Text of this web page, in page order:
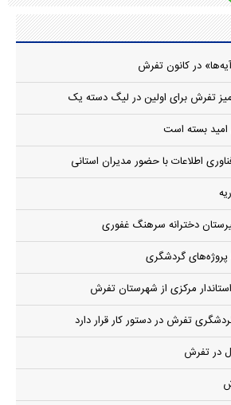
در کانون تفرش
تفرش برای اولین در لیگ دسته یک
بسته است
اطلاعات با حضور مدیران استانی
دخترانه سرهنگ غفوری
پروژه‌های گردشگری
مرکزی از شهرستان تفرش
تفرش در دستور کار قرار دارد